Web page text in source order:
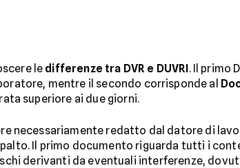
le differenze tra DVR e DUVRI. Il primo
mentre il secondo corrisponde al
superiore ai due giorni.
necessariamente redatto dal datore di
Il primo documento riguarda tutti i
derivanti da eventuali interferenze,